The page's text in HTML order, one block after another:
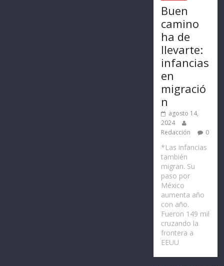
Buen
camino
ha de
llevarte:
infancias
en
migració
n
agosto 14,
2024
Redacción
0
*Las infancias
también
migran. Su
paso por
México
aumenta año
con año.
Fueron 149 mil
cruzando la
frontera a
EEUU